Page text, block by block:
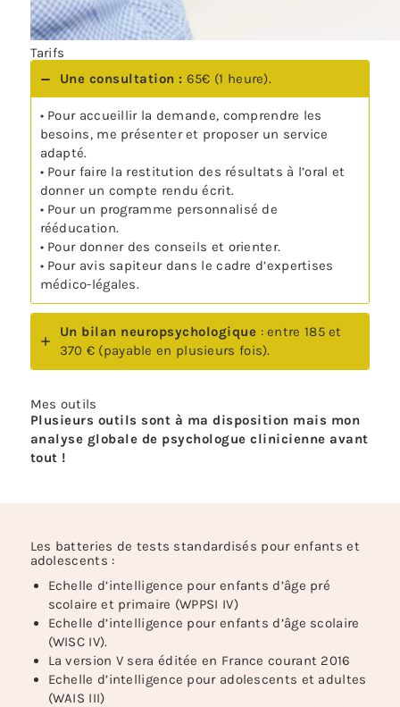
Tarifs
Une consultation : 65€ (1 heure).
• Pour accueillir la demande, comprendre les
besoins, me présenter et proposer un service
adapté.
• Pour faire la restitution des résultats à l’oral et
donner un compte rendu écrit.
• Pour un programme personnalisé de
rééducation.
• Pour donner des conseils et orienter.
• Pour avis sapiteur dans le cadre d’expertises
médico-légales.
Un bilan neuropsychologique : entre 185 et
370 € (payable en plusieurs fois).
Mes outils
Plusieurs outils sont à ma disposition mais mon
analyse globale de psychologue clinicienne avant
tout !
Les batteries de tests standardisés pour enfants et
adolescents :
Echelle d’intelligence pour enfants d’âge pré
scolaire et primaire (WPPSI IV)
Echelle d’intelligence pour enfants d’âge scolaire
(WISC IV).
La version V sera éditée en France courant 2016
Echelle d’intelligence pour adolescents et adultes
(WAIS III)